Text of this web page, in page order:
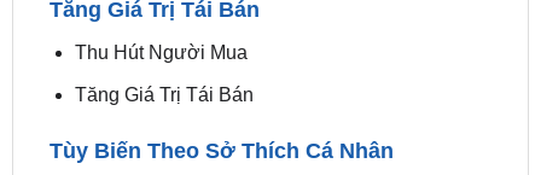
Bảo Vệ Khỏi Trầy Xước và Va Chạm Nhẹ
Tăng Độ Bền cho Xe
Tăng Giá Trị Tái Bán
Thu Hút Người Mua